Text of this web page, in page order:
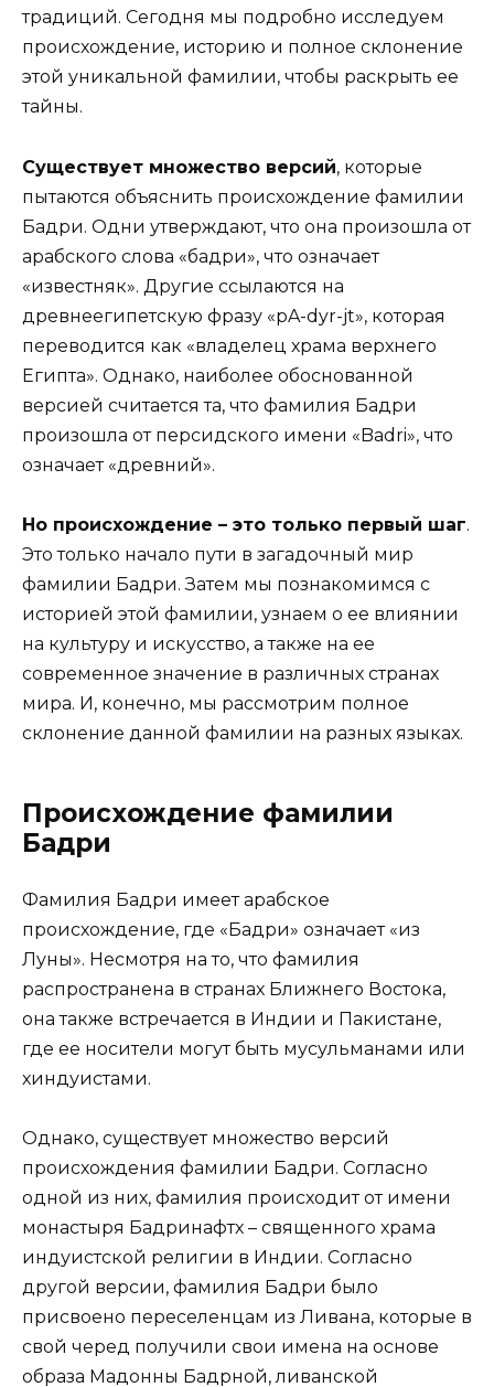
традиций. Сегодня мы подробно исследуем
происхождение, историю и полное склонение
этой уникальной фамилии, чтобы раскрыть ее
тайны.
Существует множество версий, которые
пытаются объяснить происхождение фамилии
Бадри. Одни утверждают, что она произошла от
арабского слова «бадри», что означает
«известняк». Другие ссылаются на
древнеегипетскую фразу «pA-dyr-jt», которая
переводится как «владелец храма верхнего
Египта». Однако, наиболее обоснованной
версией считается та, что фамилия Бадри
произошла от персидского имени «Badri», что
означает «древний».
Но происхождение – это только первый шаг.
Это только начало пути в загадочный мир
фамилии Бадри. Затем мы познакомимся с
историей этой фамилии, узнаем о ее влиянии
на культуру и искусство, а также на ее
современное значение в различных странах
мира. И, конечно, мы рассмотрим полное
склонение данной фамилии на разных языках.
Происхождение фамилии
Бадри
Фамилия Бадри имеет арабское
происхождение, где «Бадри» означает «из
Луны». Несмотря на то, что фамилия
распространена в странах Ближнего Востока,
она также встречается в Индии и Пакистане,
где ее носители могут быть мусульманами или
хиндуистами.
Однако, существует множество версий
происхождения фамилии Бадри. Согласно
одной из них, фамилия происходит от имени
монастыря Бадринафтх – священного храма
индуистской религии в Индии. Согласно
другой версии, фамилия Бадри было
присвоено переселенцам из Ливана, которые в
свой черед получили свои имена на основе
образа Мадонны Бадрной, ливанской